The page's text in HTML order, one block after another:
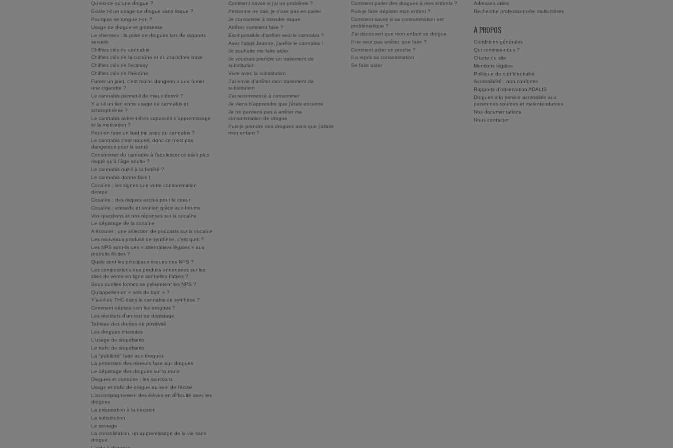
Qu'est-ce qu'une drogue ?
Existe t-il un usage de drogue sans risque ?
Pourquoi se drogue t-on ?
Usage de drogue et grossesse
Le chemsex : la prise de drogues lors de rapports
sexuels
Chiffres clés du cannabis
Chiffres clés de la cocaïne et du crack/free base
Chiffres clés de l'ecstasy
Chiffres clés de l'héroïne
Fumer un joint, c’est moins dangereux que fumer
une cigarette ?
Le cannabis permet-il de mieux dormir ?
Y a t-il un lien entre usage de cannabis et
schizophrénie ?
Le cannabis altère-t-il les capacités d'apprentissage
et la motivation ?
Peut-on faire un bad trip avec du cannabis ?
Le cannabis c'est naturel, donc ce n'est pas
dangereux pour la santé
Consommer du cannabis à l’adolescence est-il plus
risqué qu’à l’âge adulte ?
Le cannabis nuit-il à la fertilité ?
Le cannabis donne faim !
Cocaïne : les signes que votre consommation
dérape
Cocaïne : des risques accrus pour le coeur
Cocaïne : entraide et soutien grâce aux forums
Vos questions et nos réponses sur la cocaïne
Le dépistage de la cocaïne
A écouter : une sélection de podcasts sur la cocaïne
Les nouveaux produits de synthèse, c’est quoi ?
Les NPS sont-ils des « alternatives légales » aux
produits illicites ?
Quels sont les principaux risques des NPS ?
Les compositions des produits annoncées sur les
sites de vente en ligne sont-elles fiables ?
Sous quelles formes se présentent les NPS ?
Qu’appelle-t-on « sels de bain » ?
Y’a-t-il du THC dans le cannabis de synthèse ?
Comment dépiste t-on les drogues ?
Les résultats d'un test de dépistage
Tableau des durées de positivité
Les drogues interdites
L'usage de stupéfiants
Le trafic de stupéfiants
La "publicité" faite aux drogues
La protection des mineurs face aux drogues
Le dépistage des drogues sur la route
Drogues et conduite : les sanctions
Usage et trafic de drogue au sein de l'école
L'accompagnement des élèves en difficulté avec les
drogues
La préparation à la décision
La substitution
Le sevrage
La consolidation, un apprentissage de la vie sans
drogue
Comment savoir si j'ai un problème ?
Personne ne sait, je n'ose pas en parler
Je consomme à moindre risque
Arrêter, comment faire ?
Est-il possible d'arrêter seul le cannabis ?
Avec l'appli Jeanne, j'arrête le cannabis !
Je souhaite me faire aider
Je voudrais prendre un traitement de
substitution
Vivre avec la substitution
J'ai envie d'arrêter mon traitement de
substitution
J'ai recommencé à consommer
Je viens d'apprendre que j'étais enceinte
Je ne parviens pas à arrêter ma
consommation de drogue
Puis-je prendre des drogues alors que j'allaite
mon enfant ?
Comment parler des drogues à mes enfants ?
Puis-je faire dépister mon enfant ?
Comment savoir si sa consommation est
problématique ?
J'ai découvert que mon enfant se drogue
Il ne veut pas arrêter, que faire ?
Comment aider un proche ?
Il a repris sa consommation
Se faire aider
Adresses utiles
Recherche professionnelle multicritères
À PROPOS
Conditions générales
Qui sommes-nous ?
Charte du site
Mentions légales
Politique de confidentialité
Accessibilité : non conforme
Rapports d'observation ADALIS
Drogues info service accessible aux
personnes sourdes et malentendantes
Nos documentations
Nous contacter